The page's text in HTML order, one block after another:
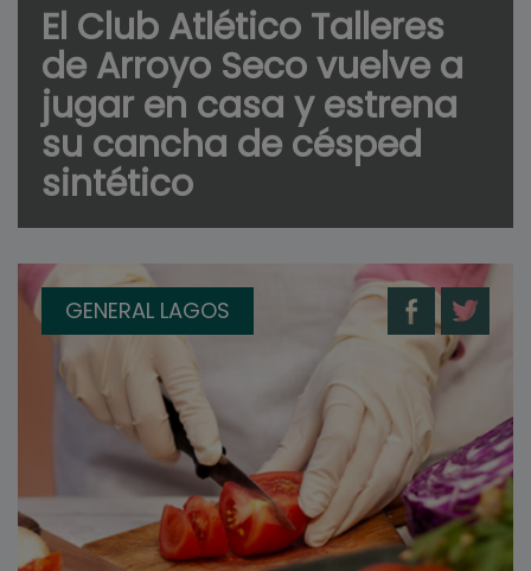
El Club Atlético Talleres
de Arroyo Seco vuelve a
jugar en casa y estrena
su cancha de césped
sintético
GENERAL LAGOS